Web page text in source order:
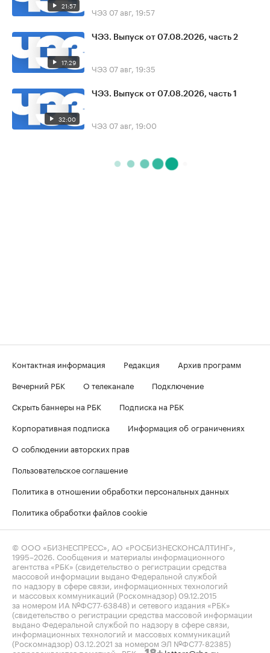
21:57 ЧЭЗ 07 авг, 19:57
17:29
ЧЭЗ. Выпуск от 07.08.2026, часть 2
ЧЭЗ 07 авг, 19:35
32:00
ЧЭЗ. Выпуск от 07.08.2026, часть 1
ЧЭЗ 07 авг, 19:00
Контактная информация Редакция
Архив программ
Вечерний РБК
О телеканале
Подключение
Скрыть баннеры на РБК
Подписка на РБК
Корпоративная подписка
Информация об ограничениях
О соблюдении авторских прав
Пользовательское соглашение
Политика в отношении обработки персональных данных
Политика обработки файлов cookie
© ООО «БИЗНЕСПРЕСС», АО «РОСБИЗНЕСКОНСАЛТИНГ»,
1995–2026 . Сообщения и материалы информационного
агентства «РБК» (свидетельство о регистрации средства
массовой информации выдано Федеральной службой
по надзору в сфере связи, информационных технологий
и массовых коммуникаций (Роскомнадзор) 09.12.2015
за номером ИА №ФС77-63848) и сетевого издания «РБК»
(свидетельство о регистрации средства массовой информации
выдано Федеральной службой по надзору в сфере связи,
информационных технологий и массовых коммуникаций
(Роскомнадзор) 03.12.2021 за номером ЭЛ №ФС77-82385)